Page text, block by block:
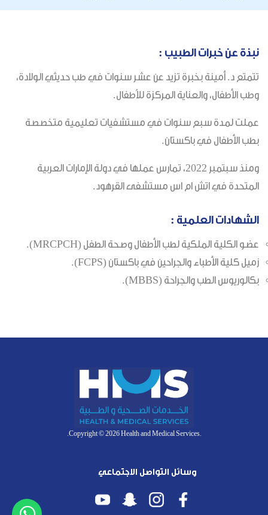
نبذة عن خبرات الطبيب :
تتمتع د. أمينة بخبرة تزيد عن عشر سنوات في طب حديثي الولادة،
وطب الأطفال، والعناية المركزة للأطفال.
عملت لمدة سبع سنوات في مستشفيات تعليمية متخصصة
بطب الأطفال في باكستان.
ومنذ سبتمبر 2022، تمارس عملها في دولة الإمارات العربية
المتحدة في اتش ام اس مستشفى القرهود.
الشهادات العلمية :
عضو الكلية الملكية لطب الأطفال وصحة الطفل (MRCPCH).
زميل كلية الأطباء والجراحين في باكستان (FCPS).
بكالوريوس الطب والجراحة (MBBS).
.Copyright © 2026 Health and Medical Services.
وسائل التواصل الاجتماعي